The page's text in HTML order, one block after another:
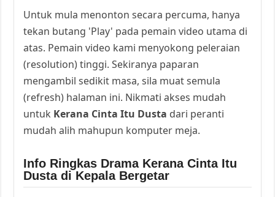
Untuk mula menonton secara percuma, hanya
tekan butang 'Play' pada pemain video utama di
atas. Pemain video kami menyokong peleraian
(resolution) tinggi. Sekiranya paparan
mengambil sedikit masa, sila muat semula
(refresh) halaman ini. Nikmati akses mudah
untuk Kerana Cinta Itu Dusta dari peranti
mudah alih mahupun komputer meja.
Info Ringkas Drama Kerana Cinta Itu
Dusta di Kepala Bergetar